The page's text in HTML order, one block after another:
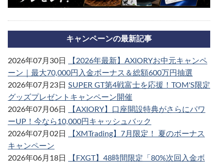
キャンペーンの最新記事
2026年07月30日
【2026年最新】AXIORYお中元キャンペ
ーン｜最大70,000円入金ボーナス＆総額600万円抽選
2026年07月23日 SUPER GT第4戦富士を応援！TOM'S限定
グッズプレゼントキャンペーン開催
2026年07月06日
【AXIORY】口座開設特典がさらにパワ
ーUP！今なら10,000円キャッシュバック
2026年07月02日
【XMTrading】7月限定！ 夏のボーナス
キャンペーン
2026年06月18日
【FXGT】48時間限定「80%次回入金ボ